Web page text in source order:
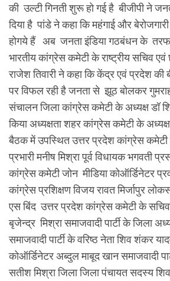
की उल्टी गिनती शुरू हो गई है बीजीपी ने
दिया है पांडे ने कहा कि महंगाई और
होगये हैं अब जनता इंडिया गठबंधन के
भारतीय कांग्रेस कमेटी के राष्ट्रीय सचिव एवं
राजेश तिवारी ने कहा कि केंद्र एवं प्रदेश की
पर विफल रही है जनता से झूठ बोलकर
संचालन जिला कांग्रेस कमेटी के अध्यक्ष डॉ
किया अध्यक्षता शहर कांग्रेस कमेटी के
बैठक में उपस्थित उत्तर प्रदेश कांग्रेस कमेटी
प्रभारी मनीष मिश्रा पूर्व विधायक भगवती
कांग्रेस कमेटी जोन मीडिया कोऑर्डिनेटर
कांग्रेस प्रशिक्षण विजय रावत मिर्जापुर
एस बिंद उत्तर प्रदेश कांग्रेस कमेटी के सचिव
बृजेन्द्र मिश्रा समाजवादी पार्टी के जिला
समाजवादी पार्टी के वरिष्ठ नेता शिव शंकर
कोऑर्डिनेटर अब्दुल माबूद खान समाजवादी
सतीश मिश्रा जिला जिला पंचायत सदस्य